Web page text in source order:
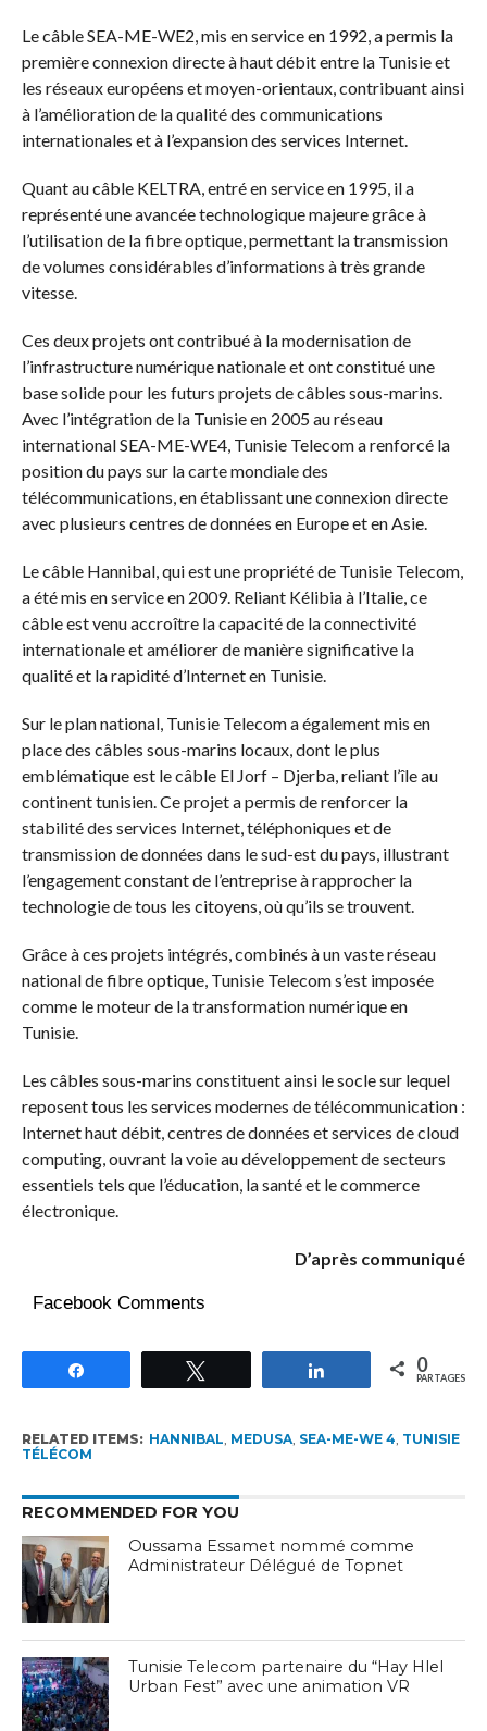
Le câble SEA-ME-WE2, mis en service en 1992, a permis la
première connexion directe à haut débit entre la Tunisie et
les réseaux européens et moyen-orientaux, contribuant ainsi
à l’amélioration de la qualité des communications
internationales et à l’expansion des services Internet.
Quant au câble KELTRA, entré en service en 1995, il a
représenté une avancée technologique majeure grâce à
l’utilisation de la fibre optique, permettant la transmission
de volumes considérables d’informations à très grande
vitesse.
Ces deux projets ont contribué à la modernisation de
l’infrastructure numérique nationale et ont constitué une
base solide pour les futurs projets de câbles sous-marins.
Avec l’intégration de la Tunisie en 2005 au réseau
international SEA-ME-WE4, Tunisie Telecom a renforcé la
position du pays sur la carte mondiale des
télécommunications, en établissant une connexion directe
avec plusieurs centres de données en Europe et en Asie.
Le câble Hannibal, qui est une propriété de Tunisie Telecom,
a été mis en service en 2009. Reliant Kélibia à l’Italie, ce
câble est venu accroître la capacité de la connectivité
internationale et améliorer de manière significative la
qualité et la rapidité d’Internet en Tunisie.
Sur le plan national, Tunisie Telecom a également mis en
place des câbles sous-marins locaux, dont le plus
emblématique est le câble El Jorf – Djerba, reliant l’île au
continent tunisien. Ce projet a permis de renforcer la
stabilité des services Internet, téléphoniques et de
transmission de données dans le sud-est du pays, illustrant
l’engagement constant de l’entreprise à rapprocher la
technologie de tous les citoyens, où qu’ils se trouvent.
Grâce à ces projets intégrés, combinés à un vaste réseau
national de fibre optique, Tunisie Telecom s’est imposée
comme le moteur de la transformation numérique en
Tunisie.
Les câbles sous-marins constituent ainsi le socle sur lequel
reposent tous les services modernes de télécommunication :
Internet haut débit, centres de données et services de cloud
computing, ouvrant la voie au développement de secteurs
essentiels tels que l’éducation, la santé et le commerce
électronique.
D’après communiqué
Facebook Comments
Partagez 0
PARTAGES
RELATED ITEMS: HANNIBAL MEDUSA, SEA-ME-WE 4 TUNISIE
TÉLÉCOM
RECOMMENDED FOR YOU
Oussama Essamet nommé comme
Administrateur Délégué de Topnet
Tunisie Telecom partenaire du “Hay Hlel
Urban Fest” avec une animation VR